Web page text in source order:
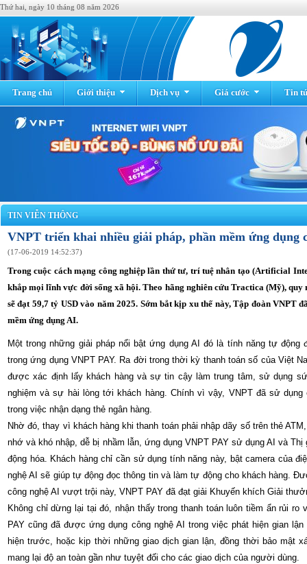
Thứ hai, ngày 10 tháng 08 năm 2026
Trang chủ Giới thiệu Dịch vụ Giá cước Tin
TIN VIỄN THÔNG
VNPT triển khai nhiều giải pháp, phần mềm ứng dụng
(17-06-2019 14:52:37)
Trong cuộc cách mạng công nghiệp lần thứ tư, trí tuệ nhân tạo (Artificial
khắp mọi lĩnh vực đời sống xã hội. Theo hãng nghiên cứu Tractica (Mỹ),
sẽ đạt 59,7 tỷ USD vào năm 2025. Sớm bắt kịp xu thế này, Tập đoàn VNPT
mềm ứng dụng AI.
Một trong những giải pháp nổi bật ứng dụng AI đó là tính năng tự động
trong ứng dụng VNPT PAY. Ra đời trong thời kỳ thanh toán số của Việt
được xác định lấy khách hàng và sự tin cậy làm trung tâm, sử dụng
nghiệm và sự hài lòng tới khách hàng. Chính vì vậy, VNPT đã sử dụng
trong việc nhận dạng thẻ ngân hàng.
Nhờ đó, thay vì khách hàng khi thanh toán phải nhập dãy số trên thẻ
nhớ và khó nhập, dễ bị nhầm lẫn, ứng dụng VNPT PAY sử dụng AI và
động hóa. Khách hàng chỉ cần sử dụng tính năng này, bật camera của
nghệ AI sẽ giúp tự động đọc thông tin và làm tự động cho khách hàng.
công nghệ AI vượt trội này, VNPT PAY đã đạt giải Khuyến khích Giải
Không chỉ dừng lại tại đó, nhận thấy trong thanh toán luôn tiềm ẩn rủi
PAY cũng đã được ứng dụng công nghệ AI trong việc phát hiện gian
hiện trước, hoặc kịp thời những giao dịch gian lận, đồng thời bảo mật
mang lại độ an toàn gần như tuyệt đối cho các giao dịch của người dùng.